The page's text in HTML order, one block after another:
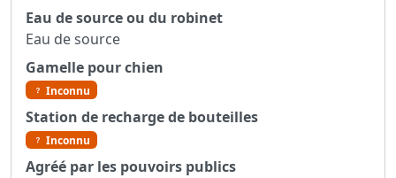
Eau de source ou du robinet
Eau de source
Gamelle pour chien
Inconnu
Station de recharge de bouteilles
Inconnu
Agréé par les pouvoirs publics